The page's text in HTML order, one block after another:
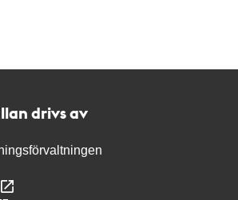
drivs av